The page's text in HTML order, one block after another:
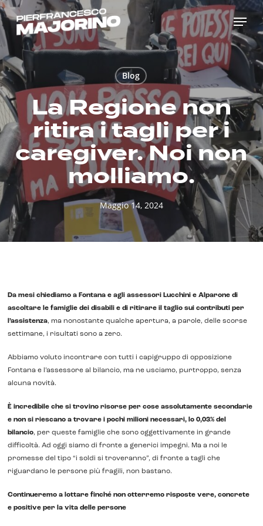
Skip
to
main
content
Menu
Blog
La Regione non
ritira i tagli per i
caregiver. Noi non
molliamo.
Maggio 14, 2024
Da mesi chiediamo a Fontana e agli assessori Lucchini e Alparone di
ascoltare le famiglie dei disabili e di ritirare il taglio sui contributi per
l’assistenza, ma nonostante qualche apertura, a parole, delle scorse
settimane, i risultati sono a zero.
Abbiamo voluto incontrare con tutti i capigruppo di opposizione
Fontana e l’assessore al bilancio, ma ne usciamo, purtroppo, senza
alcuna novità.
È incredibile che si trovino risorse per cose assolutamente secondarie
e non si riescano a trovare i pochi milioni necessari, lo 0,03% del
bilancio, per queste famiglie che sono oggettivamente in grande
difficoltà. Ad oggi siamo di fronte a generici impegni. Ma a noi le
promesse del tipo “i soldi si troveranno”, di fronte a tagli che
riguardano le persone più fragili, non bastano.
Continueremo a lottare finché non otterremo risposte vere, concrete
e positive per la vita delle persone